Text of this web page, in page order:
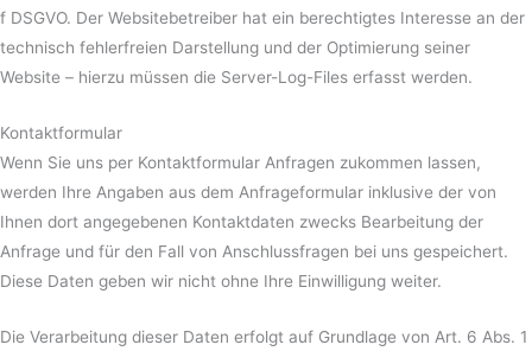
f DSGVO. Der Websitebetreiber hat ein berechtigtes Interesse an der
technisch fehlerfreien Darstellung und der Optimierung seiner
Website – hierzu müssen die Server-Log-Files erfasst werden.
Kontaktformular
Wenn Sie uns per Kontaktformular Anfragen zukommen lassen,
werden Ihre Angaben aus dem Anfrageformular inklusive der von
Ihnen dort angegebenen Kontaktdaten zwecks Bearbeitung der
Anfrage und für den Fall von Anschlussfragen bei uns gespeichert.
Diese Daten geben wir nicht ohne Ihre Einwilligung weiter.
Die Verarbeitung dieser Daten erfolgt auf Grundlage von Art. 6 Abs. 1